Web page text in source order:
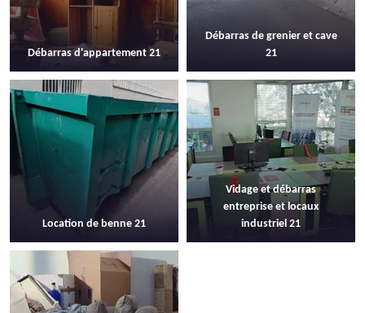
Débarras d'appartement 21
Débarras de grenier et cave
21
Location de benne 21
Vidage et débarras
entreprise et locaux
industriel 21